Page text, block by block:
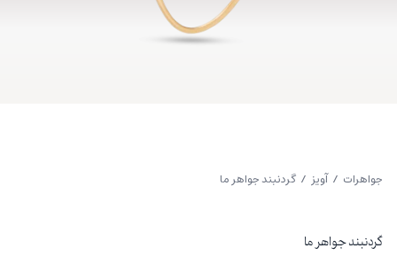
جواهرات /آویز / گردنبند جواهر ما
گردنبند جواهر ما